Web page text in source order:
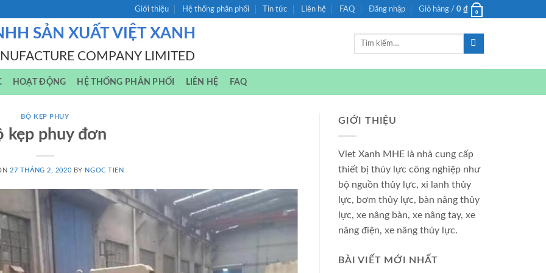
Giới thiệu Hệ thống phân phối Tin tức Liên hệ FAQ Đăng nhập Giỏ hàng / 0 ₫ 0
SẢN XUẤT VIỆT XANH
COMPANY LIMITED
Tìm
HOẠT ĐỘNG HỆ THỐNG PHÂN PHỐI LIÊN HỆ FAQ
BỘ KẸP PHUY
kẹp phuy đơn
27 THÁNG 2, 2020 BY NGOC TIEN
GIỚI THIỆU
Viet Xanh MHE là nhà cung cấp
thiết bị thủy lực công nghiệp như
bộ nguồn thủy lực, xi lanh thủy
lực, bơm thủy lực, bàn nâng thủy
lực, xe nâng bàn, xe nâng tay, xe
nâng điện, xe nâng thủy lực.
BÀI VIẾT MỚI NHẤT